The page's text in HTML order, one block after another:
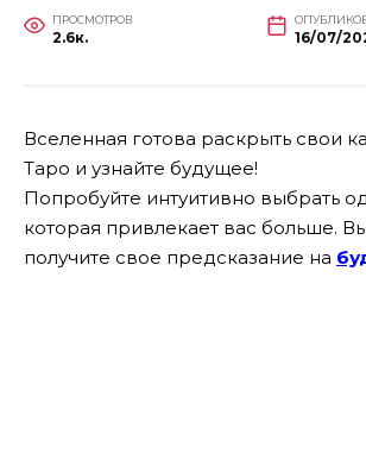
ПРОСМОТРОВ
2.6к. 16/07/
Вселенная готова раскрыть свои
Таро и узнайте будущее!
Попробуйте интуитивно выбрать
которая привлекает вас больше.
получите свое предсказание на